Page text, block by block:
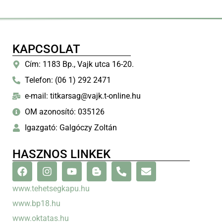
KAPCSOLAT
Cím: 1183 Bp., Vajk utca 16-20.
Telefon: (06 1) 292 2471
e-mail: titkarsag@vajk.t-online.hu
OM azonosító: 035126
Igazgató: Galgóczy Zoltán
HASZNOS LINKEK
www.tehetsegkapu.hu
www.bp18.hu
www.oktatas.hu